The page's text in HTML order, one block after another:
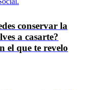
conservar la
a casarte?
el que te revelo